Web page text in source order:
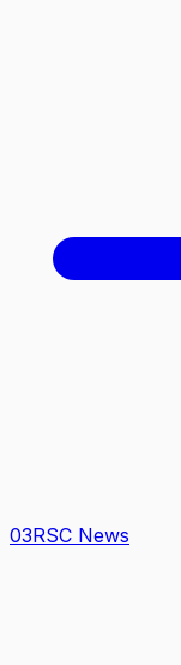
03RSC News